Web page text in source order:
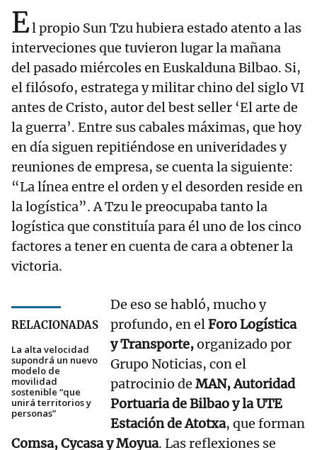
El propio Sun Tzu hubiera estado atento a las
interveciones que tuvieron lugar la mañana
del pasado miércoles en Euskalduna Bilbao. Si,
el filósofo, estratega y militar chino del siglo VI
antes de Cristo, autor del best seller ‘El arte de
la guerra’. Entre sus cabales máximas, que hoy
en día siguen repitiéndose en univeridades y
reuniones de empresa, se cuenta la siguiente:
“La línea entre el orden y el desorden reside en
la logística”. A Tzu le preocupaba tanto la
logística que constituía para él uno de los cinco
factores a tener en cuenta de cara a obtener la
victoria.
RELACIONADAS
La alta velocidad
supondrá un nuevo
modelo de
movilidad
sostenible “que
unirá territorios y
personas”
De eso se habló, mucho y
profundo, en elForo Logística
y Transporte,organizado por
Grupo Noticias, con el
patrocinio de MAN, Autoridad
Portuaria de Bilbao y la UTE
Estación de Atotxa, que forman
Comsa, Cycasa y Moyua. Las reflexiones se